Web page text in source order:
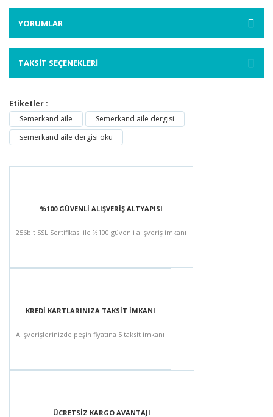
YORUMLAR
TAKSİT SEÇENEKLERİ
Etiketler :
Semerkand aile
Semerkand aile dergisi
semerkand aile dergisi oku
%100 GÜVENLİ ALIŞVERİŞ ALTYAPISI
256bit SSL Sertifikası ile %100 güvenli alışveriş imkanı
KREDİ KARTLARINIZA TAKSİT İMKANI
Alışverişlerinizde peşin fiyatına 5 taksit imkanı
ÜCRETSİZ KARGO AVANTAJI